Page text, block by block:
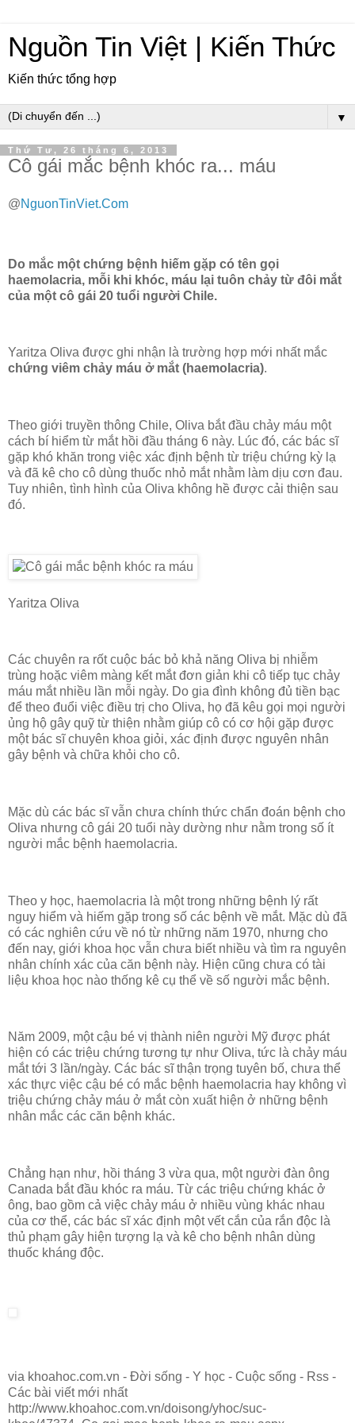
Nguồn Tin Việt | Kiến Thức
Kiến thức tổng hợp
▼
Thứ Tư, 26 tháng 6, 2013
Cô gái mắc bệnh khóc ra... máu
@NguonTinViet.Com
Do mắc một chứng bệnh hiếm gặp có tên gọi
haemolacria, mỗi khi khóc, máu lại tuôn chảy từ đôi mắt
của một cô gái 20 tuổi người Chile.
Yaritza Oliva được ghi nhận là trường hợp mới nhất mắc
chứng viêm chảy máu ở mắt (haemolacria).
Theo giới truyền thông Chile, Oliva bắt đầu chảy máu một
cách bí hiểm từ mắt hồi đầu tháng 6 này. Lúc đó, các bác sĩ
gặp khó khăn trong việc xác định bệnh từ triệu chứng kỳ lạ
và đã kê cho cô dùng thuốc nhỏ mắt nhằm làm dịu cơn đau.
Tuy nhiên, tình hình của Oliva không hề được cải thiện sau
đó.
Yaritza Oliva
Các chuyên ra rốt cuộc bác bỏ khả năng Oliva bị nhiễm
trùng hoặc viêm màng kết mắt đơn giản khi cô tiếp tục chảy
máu mắt nhiều lần mỗi ngày. Do gia đình không đủ tiền bạc
để theo đuổi việc điều trị cho Oliva, họ đã kêu gọi mọi người
ủng hộ gây quỹ từ thiện nhằm giúp cô có cơ hội gặp được
một bác sĩ chuyên khoa giỏi, xác định được nguyên nhân
gây bệnh và chữa khỏi cho cô.
Mặc dù các bác sĩ vẫn chưa chính thức chẩn đoán bệnh cho
Oliva nhưng cô gái 20 tuổi này dường như nằm trong số ít
người mắc bệnh haemolacria.
Theo y học, haemolacria là một trong những bệnh lý rất
nguy hiểm và hiếm gặp trong số các bệnh về mắt. Mặc dù đã
có các nghiên cứu về nó từ những năm 1970, nhưng cho
đến nay, giới khoa học vẫn chưa biết nhiều và tìm ra nguyên
nhân chính xác của căn bệnh này. Hiện cũng chưa có tài
liệu khoa học nào thống kê cụ thể về số người mắc bệnh.
Năm 2009, một cậu bé vị thành niên người Mỹ được phát
hiện có các triệu chứng tương tự như Oliva, tức là chảy máu
mắt tới 3 lần/ngày. Các bác sĩ thận trọng tuyên bố, chưa thể
xác thực việc cậu bé có mắc bệnh haemolacria hay không vì
triệu chứng chảy máu ở mắt còn xuất hiện ở những bệnh
nhân mắc các căn bệnh khác.
Chẳng hạn như, hồi tháng 3 vừa qua, một người đàn ông
Canada bắt đầu khóc ra máu. Từ các triệu chứng khác ở
ông, bao gồm cả việc chảy máu ở nhiều vùng khác nhau
của cơ thể, các bác sĩ xác định một vết cắn của rắn độc là
thủ phạm gây hiện tượng lạ và kê cho bệnh nhân dùng
thuốc kháng độc.
via khoahoc.com.vn - Đời sống - Y học - Cuộc sống - Rss -
Các bài viết mới nhất
http://www.khoahoc.com.vn/doisong/yhoc/suc-